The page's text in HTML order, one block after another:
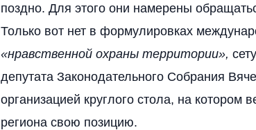
поздно. Для этого они намерены
Только вот нет в формулировках
«нравственной охраны территории»,
депутата Законодательного Собрания
организацией круглого стола, на
региона свою позицию.